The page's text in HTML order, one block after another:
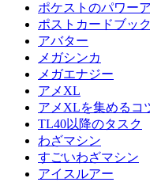
ポケストのパワー
ポストカードブック
アバター
メガシンカ
メガエナジー
アメXL
アメXLを集めるコ
TL40以降のタスク
わざマシン
すごいわざマシン
アイスルアー